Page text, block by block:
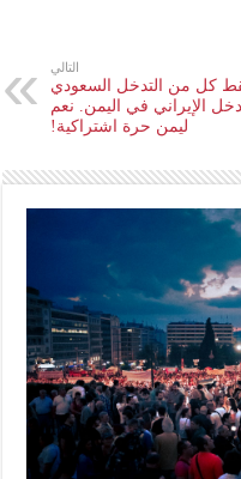
التالي
كل من التدخل السعودي
الإيراني في اليمن. نعم
ليمن حرة اشتراكية!